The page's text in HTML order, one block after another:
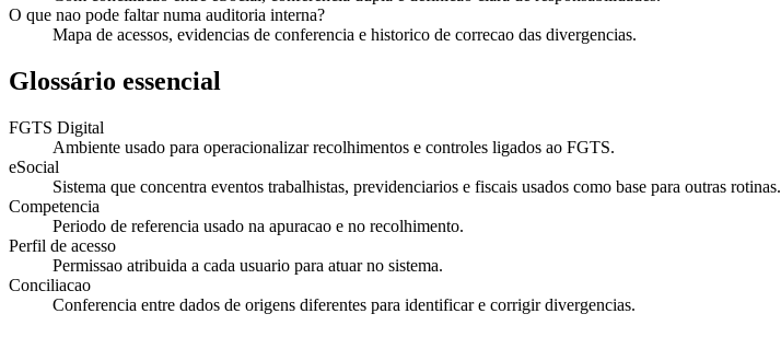
O que nao pode faltar numa auditoria interna?
Mapa de acessos, evidencias de conferencia e historico de correcao das divergencias.
Glossário essencial
FGTS Digital
Ambiente usado para operacionalizar recolhimentos e controles ligados ao FGTS.
eSocial
Sistema que concentra eventos trabalhistas, previdenciarios e fiscais usados como base para outras rotinas.
Competencia
Periodo de referencia usado na apuracao e no recolhimento.
Perfil de acesso
Permissao atribuida a cada usuario para atuar no sistema.
Conciliacao
Conferencia entre dados de origens diferentes para identificar e corrigir divergencias.